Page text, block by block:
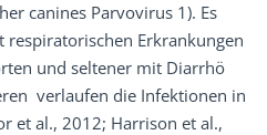
canines Parvovirus 1). Es
Erkrankungen
und seltener mit Diarrhö
verlaufen die Infektionen in
et al., 2012; Harrison et al.,